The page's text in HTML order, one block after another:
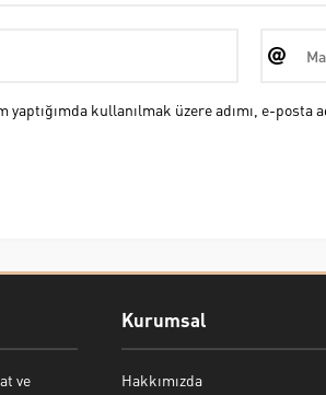
yaptığımda kullanılmak üzere adımı, e-posta
ve
Kurumsal
Hakkımızda